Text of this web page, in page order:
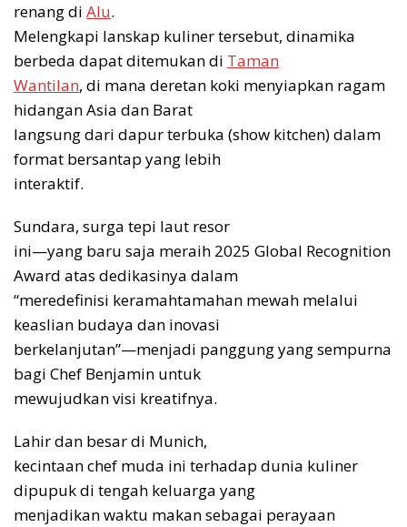
renang di Alu.
Melengkapi lanskap kuliner tersebut, dinamika
berbeda dapat ditemukan di Taman
Wantilan, di mana deretan koki menyiapkan ragam
hidangan Asia dan Barat
langsung dari dapur terbuka (show kitchen) dalam
format bersantap yang lebih
interaktif.
Sundara, surga tepi laut resor
ini—yang baru saja meraih 2025 Global Recognition
Award atas dedikasinya dalam
“meredefinisi keramahtamahan mewah melalui
keaslian budaya dan inovasi
berkelanjutan”—menjadi panggung yang sempurna
bagi Chef Benjamin untuk
mewujudkan visi kreatifnya.
Lahir dan besar di Munich,
kecintaan chef muda ini terhadap dunia kuliner
dipupuk di tengah keluarga yang
menjadikan waktu makan sebagai perayaan